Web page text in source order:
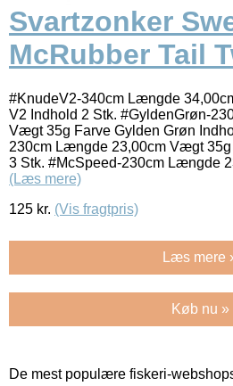
Svartzonker
McRubber Tail
#KnudeV2-340cm Længde
V2 Indhold 2 Stk. #GyldenGrøn-
Vægt 35g Farve Gylden Grøn
230cm Længde 23,00cm Vægt
3 Stk. #McSpeed-230cm Længde
(Læs mere)
125 kr. (Vis fragtpris)
Læs mere
Køb nu »
De mest populære fiskeri-